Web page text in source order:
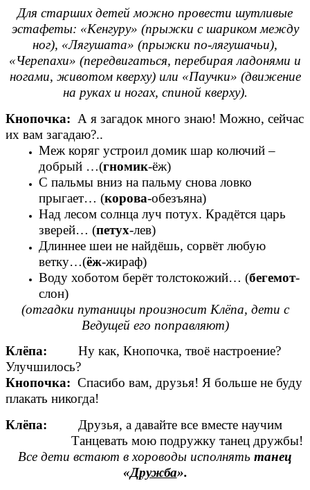
Для старших детей можно провести шутливые
эстафеты: «Кенгуру» (прыжки с шариком между
ног), «Лягушата» (прыжки по-лягушачьи),
«Черепахи» (передвигаться, перебирая ладонями и
ногами, животом кверху) или «Паучки» (движение
на руках и ногах, спиной кверху).
Кнопочка: А я загадок много знаю! Можно, сейчас
их вам загадаю?..
Меж коряг устроил домик шар колючий –
добрый …(гномик-ёж)
С пальмы вниз на пальму снова ловко
прыгает… (корова-обезъяна)
Над лесом солнца луч потух. Крадётся царь
зверей… (петух-лев)
Длиннее шеи не найдёшь, сорвёт любую
ветку…(ёж-жираф)
Воду хоботом берёт толстокожий… (бегемот-
слон)
(отгадки путаницы произносит Клёпа, дети с
Ведущей его поправляют)
Клёпа:
Ну как, Кнопочка, твоё настроение?
Улучшилось?
Кнопочка: Спасибо вам, друзья! Я больше не буду
плакать никогда!
Клёпа:
Друзья, а давайте все вместе научим
Танцевать мою подружку танец дружбы!
Все дети встают в хороводы исполнять танец
«Дружба».